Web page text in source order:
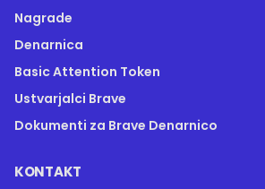
Nagrade
Denarnica
Basic Attention Token
Ustvarjalci Brave
Dokumenti za Brave Denarnico
KONTAKT